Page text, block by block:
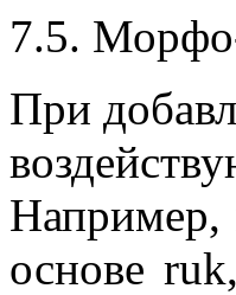
7.5.
При
Например,
основе ruk